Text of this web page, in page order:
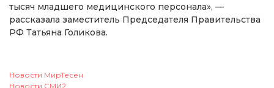
тысяч младшего медицинского персонала», —
рассказала заместитель Председателя Правительства
РФ Татьяна Голикова.
Новости МирТесен
Новости СМИ2